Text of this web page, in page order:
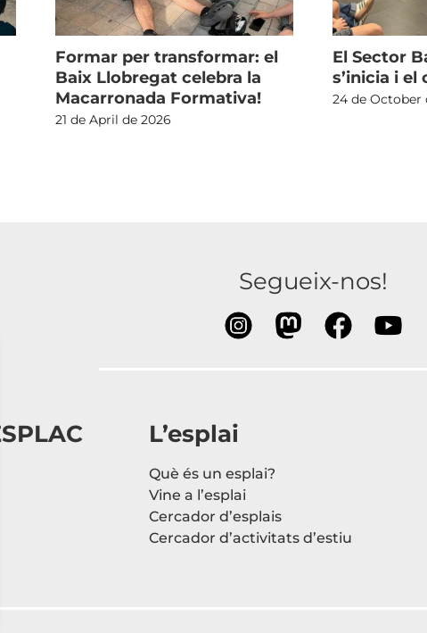
Formar per transformar: el
Baix Llobregat celebra la
Macarronada Formativa!
21 de April de 2026
El Sector
s’inicia i el
24 de October
Segueix-nos!
L’esplai
Què és un esplai?
Vine a l’esplai
Cercador d’esplais
Cercador d’activitats d’estiu